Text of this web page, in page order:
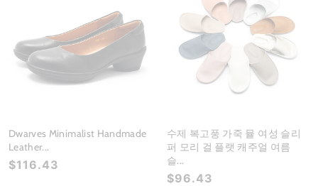
Dwarves Minimalist Handmade
Leather...
$116.43
수제 복고풍 가죽 뮬 여성 슬리
퍼 모리 걸 플랫 캐주얼 여름
슬...
$96.43